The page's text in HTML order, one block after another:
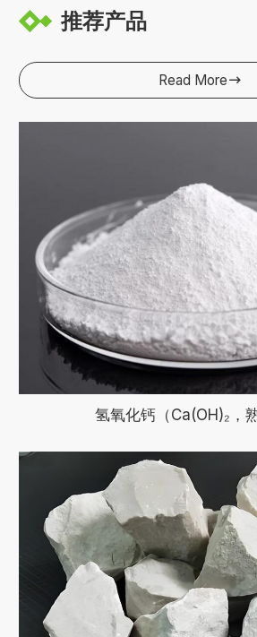
推荐产品
Read More
氢氧化钙（Ca(OH)₂，